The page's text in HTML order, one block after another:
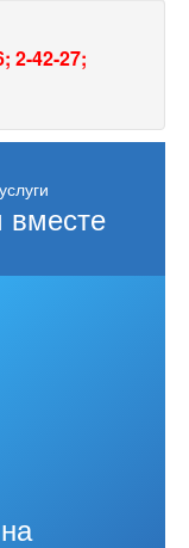
2-42-27;